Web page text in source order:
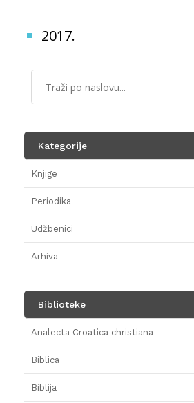
2017.
Kategorije
Knjige
Periodika
Udžbenici
Arhiva
Biblioteke
Analecta Croatica christiana
Biblica
Biblija